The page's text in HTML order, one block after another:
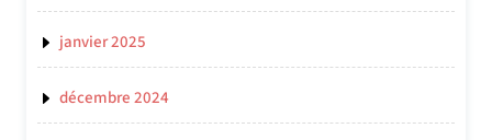
janvier 2025
décembre 2024